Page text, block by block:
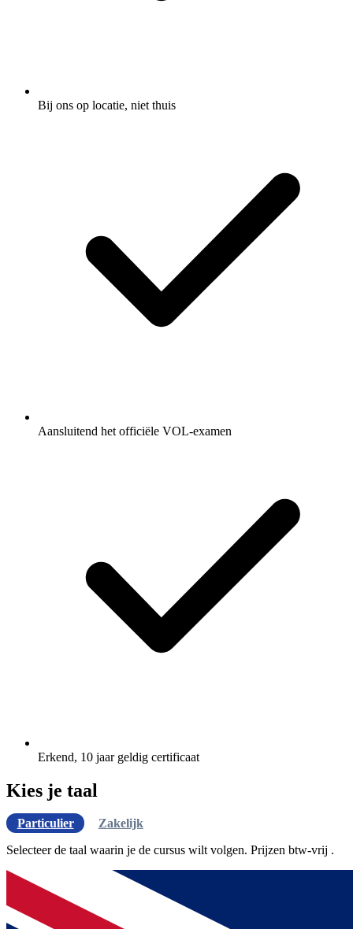
Bij ons op locatie, niet thuis
Aansluitend het officiële VOL-examen
Erkend, 10 jaar geldig certificaat
Kies je taal
Particulier
Zakelijk
Selecteer de taal waarin je de cursus wilt volgen. Prijzen btw-vrij .